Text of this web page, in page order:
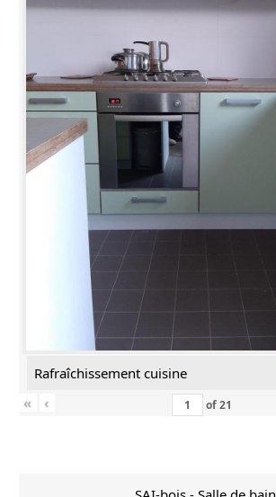
Rafraîchissement cuisine
«
‹ of21